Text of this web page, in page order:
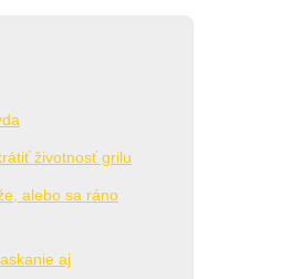
životnosť grilu
alebo sa ráno
aj